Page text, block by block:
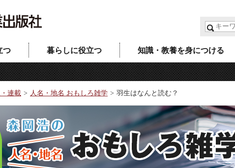
つ 暮らしに役立つ 知識・教養を身につける
連載 人名・地名 おもしろ雑学 羽生はなんと読む？